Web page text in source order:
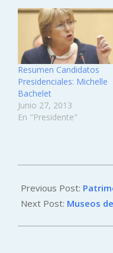
Resumen Candidatos
Presidenciales: Michelle
Bachelet
Junio 27, 2013
En "Presidente"
08-
03
Previous Post:
Next Post: Museos